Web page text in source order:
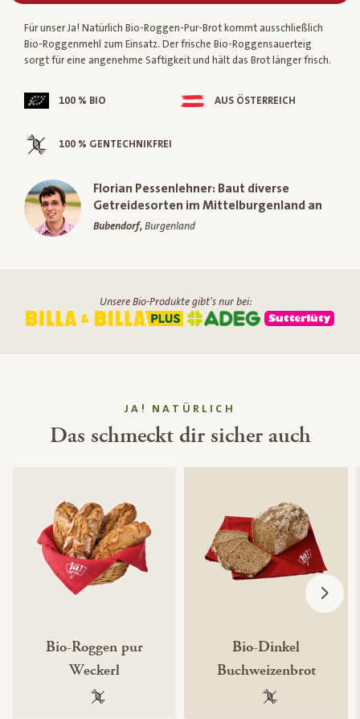
Für unser Ja! Natürlich Bio-Roggen-Pur-Brot kommt ausschließlich
Bio-Roggenmehl zum Einsatz. Der frische Bio-Roggensauerteig
sorgt für eine angenehme Saftigkeit und hält das Brot länger frisch.
100 % BIO AUS ÖSTERREICH
100 % GENTECHNIKFREI
Florian Pessenlehner: Baut diverse
Getreidesorten im Mittelburgenland an
Bubendorf, Burgenland
Unsere Bio-Produkte gibt's nur bei:
JA! NATÜRLICH
Das schmeckt dir sicher auch
Bio-Roggen pur
Weckerl
100 % gentechnikfrei
Bio-Dinkel
Buchweizenbrot
100 %